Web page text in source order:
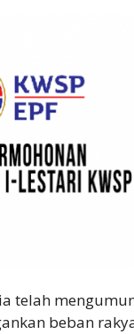
telah
beban